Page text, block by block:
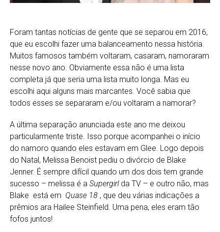
Foram tantas notícias de gente que se separou em 2016,
que eu escolhi fazer uma balanceamento nessa história.
Muitos famosos também voltaram, casaram, namoraram
nesse novo ano. Obviamente essa não é uma lista
completa já que seria uma lista muito longa. Mas eu
escolhi aqui alguns mais marcantes. Você sabia que
todos esses se separaram e/ou voltaram a namorar?
A última separação anunciada este ano me deixou
particularmente triste. Isso porque acompanhei o início
do namoro quando eles estavam em Glee. Logo depois
do Natal, Melissa Benoist pediu o divórcio de Blake
Jenner. É sempre difícil quando um dos dois tem grande
sucesso – melissa é a Supergirlda TV – e outro não, mas
Blake está em Quase 18 , que deu várias indicações a
prêmios ara Hailee Steinfield. Uma pena, eles eram tão
fofos juntos!